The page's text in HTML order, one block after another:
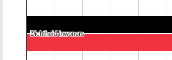
Dichtheid inwoners
Dichtheid inwoners